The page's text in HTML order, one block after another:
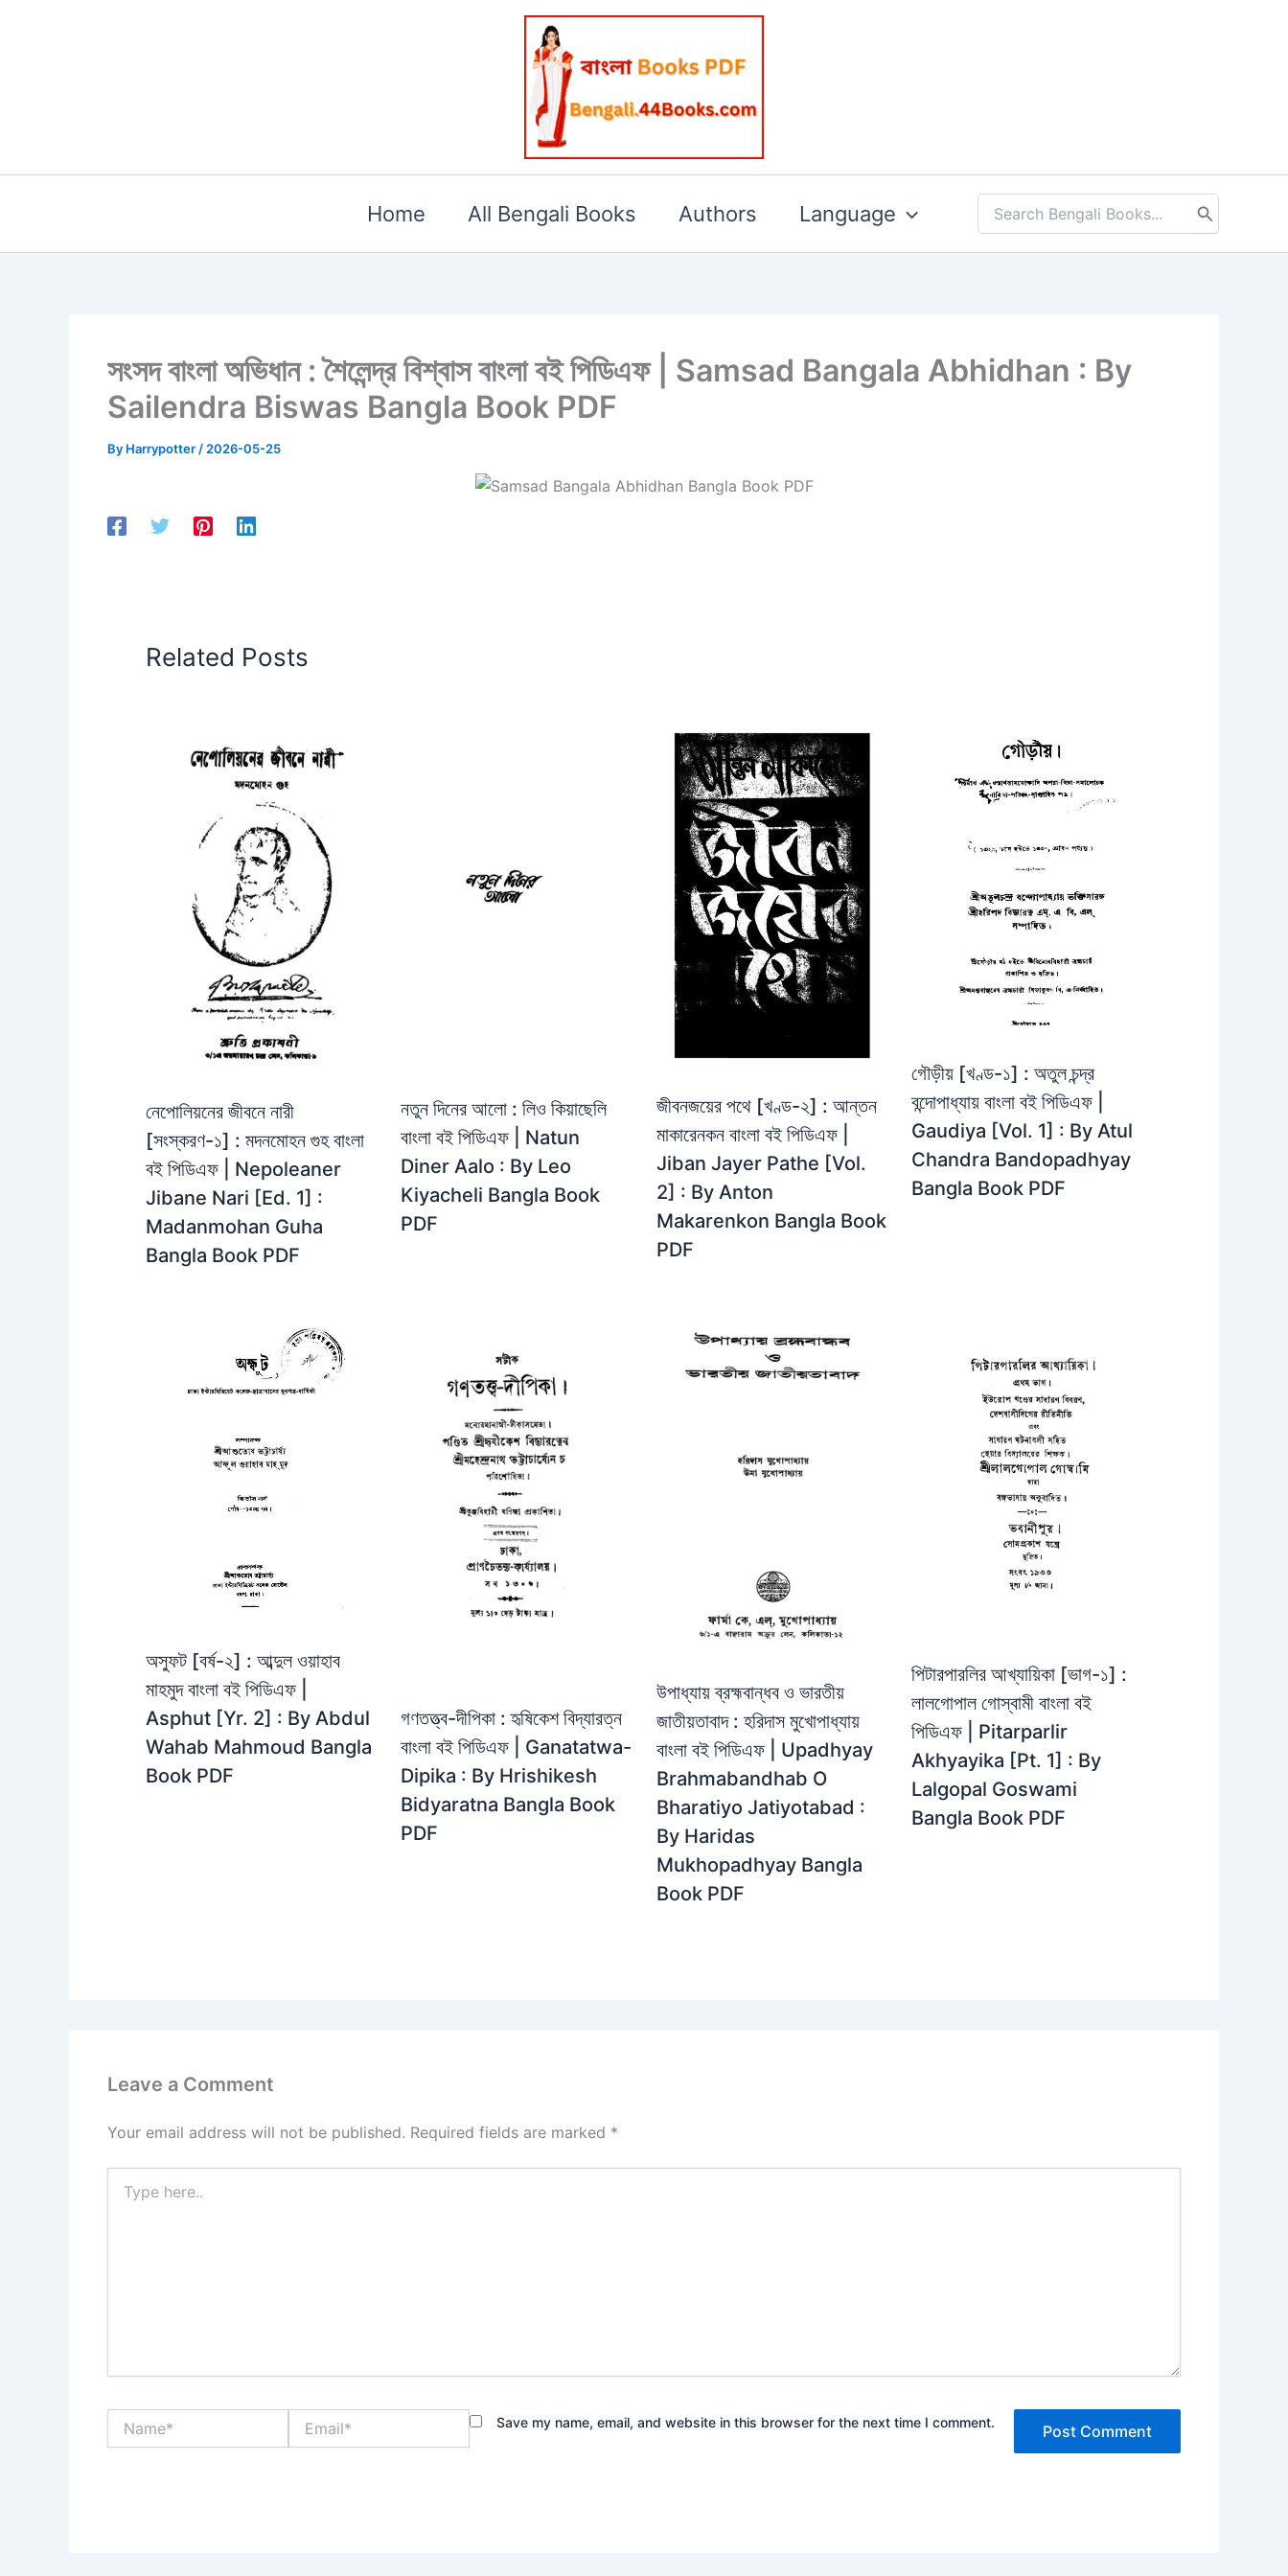
Home All Bengali Books Authors Language
Search
সংসদ বাংলা অভিধান : শৈলেন্দ্র বিশ্বাস বাংলা বই পিডিএফ | Samsad Bangala Abhidhan : By
Sailendra Biswas Bangla Book PDF
By Harrypotter / 2026-05-25
Related Posts
নেপোলিয়নের জীবনে নারী
[সংস্করণ-১] : মদনমোহন গুহ বাংলা
বই পিডিএফ | Nepoleaner
Jibane Nari [Ed. 1] :
Madanmohan Guha
Bangla Book PDF
নতুন দিনের আলো : লিও কিয়াছেলি
বাংলা বই পিডিএফ | Natun
Diner Aalo : By Leo
Kiyacheli Bangla Book
PDF
জীবনজয়ের পথে [খণ্ড-২] : আন্তন
মাকারেনকন বাংলা বই পিডিএফ |
Jiban Jayer Pathe [Vol.
2] : By Anton
Makarenkon Bangla Book
PDF
গৌড়ীয় [খণ্ড-১] : অতুল চন্দ্র
বন্দোপাধ্যায় বাংলা বই পিডিএফ |
Gaudiya [Vol. 1] : By Atul
Chandra Bandopadhyay
Bangla Book PDF
অস্ফুট [বর্ষ-২] : আব্দুল ওয়াহাব
মাহমুদ বাংলা বই পিডিএফ |
Asphut [Yr. 2] : By Abdul
Wahab Mahmoud Bangla
Book PDF
গণতত্ত্ব-দীপিকা : হৃষিকেশ বিদ্যারত্ন
বাংলা বই পিডিএফ | Ganatatwa-
Dipika : By Hrishikesh
Bidyaratna Bangla Book
PDF
উপাধ্যায় ব্রহ্মবান্ধব ও ভারতীয়
জাতীয়তাবাদ : হরিদাস মুখোপাধ্যায়
বাংলা বই পিডিএফ | Upadhyay
Brahmabandhab O
Bharatiyo Jatiyotabad :
By Haridas
Mukhopadhyay Bangla
Book PDF
পিটারপারলির আখ্যায়িকা [ভাগ-১] :
লালগোপাল গোস্বামী বাংলা বই
পিডিএফ | Pitarparlir
Akhyayika [Pt. 1] : By
Lalgopal Goswami
Bangla Book PDF
Leave a Comment
Your email address will not be published. Required fields are marked *
here..
Save my name, email, and website in this browser for the next time I comment.